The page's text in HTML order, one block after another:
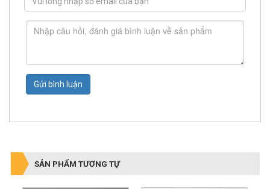
Gửi bình luận
SẢN PHẨM TƯƠNG TỰ